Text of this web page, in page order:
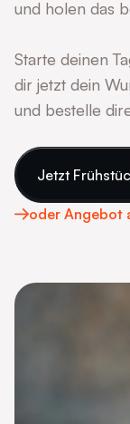
und holen das
Starte deinen
dir jetzt dein
und bestelle
Jetzt
oder Angebot